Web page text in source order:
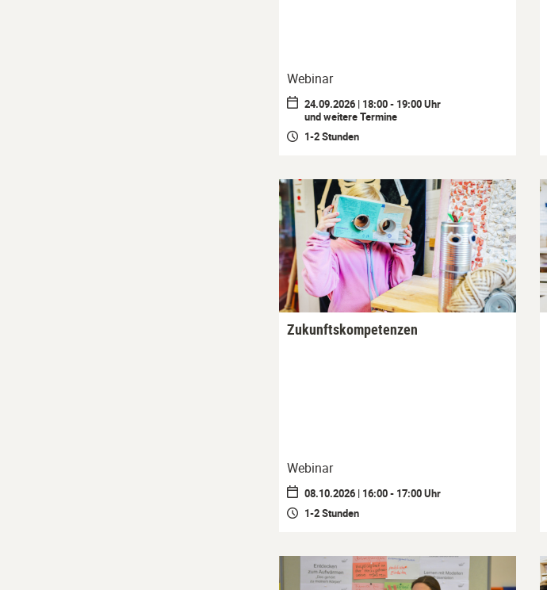
Webinar
24.09.2026 | 18:00 - 19:00 Uhr
und weitere Termine
1-2 Stunden
Zukunftskompetenzen
Webinar
08.10.2026 | 16:00 - 17:00 Uhr
1-2 Stunden